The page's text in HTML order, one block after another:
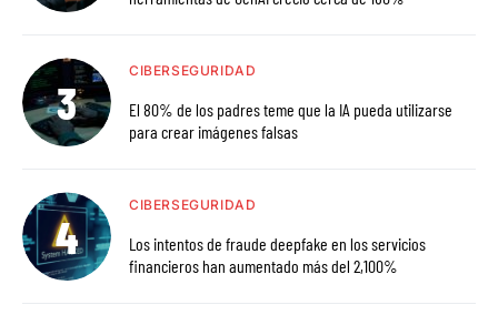
CIBERSEGURIDAD
El 80% de los padres teme que la IA pueda utilizarse
para crear imágenes falsas
CIBERSEGURIDAD
Los intentos de fraude deepfake en los servicios
financieros han aumentado más del 2,100%